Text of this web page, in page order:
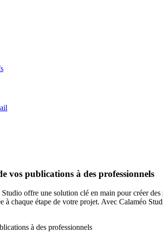
vos publications à des professionnels
offre une solution clé en main pour créer
à chaque étape de votre projet. Avec Calaméo